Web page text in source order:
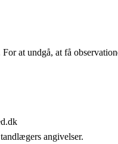
at undgå, at få
angivelser.